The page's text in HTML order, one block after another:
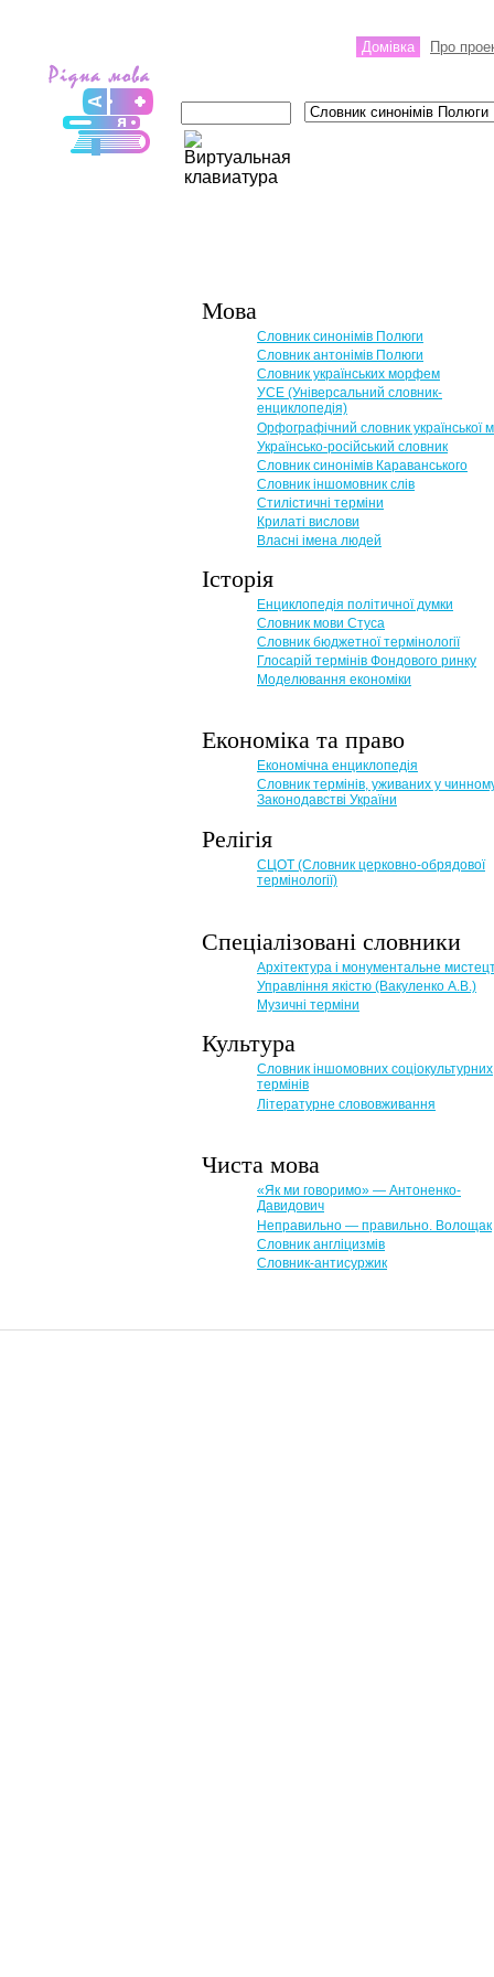
Домівка Про
Мова
Словник синонімів Полюги
Словник антонімів Полюги
Словник українських морфем
УСЕ (Універсальний словник-
енциклопедія)
Орфографічний словник української
Українсько-російський словник
Словник синонімів Караванського
Словник іншомовник слів
Стилістичні терміни
Крилаті вислови
Власні імена людей
Історія
Енциклопедія політичної думки
Словник мови Стуса
Словник бюджетної термінології
Глосарій термінів Фондового ринку
Моделювання економіки
Економіка та право
Eкономічна енциклопедія
Словник термінів, уживаних у
Законодавстві України
Релігія
СЦОТ (Словник церковно-обрядової
термінології)
Спеціалізовані словники
Архітектура і монументальне
Управління якістю (Вакуленко А.В.)
Музичні терміни
Культура
Словник іншомовних соціокультурних
термінів
Літературне слововживання
Чиста мова
«Як ми говоримо» — Антоненко-
Давидович
Неправильно — правильно. Волощак
Словник англіцизмів
Словник-антисуржик